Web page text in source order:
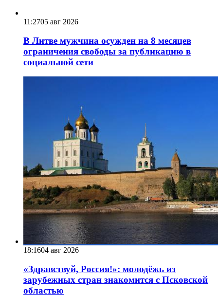
11:2705 авг 2026
В Литве мужчина осужден на 8 месяцев
ограничения свободы за публикацию в
социальной сети
18:1604 авг 2026
«Здравствуй, Россия!»: молодёжь из
зарубежных стран знакомится с Псковской
областью